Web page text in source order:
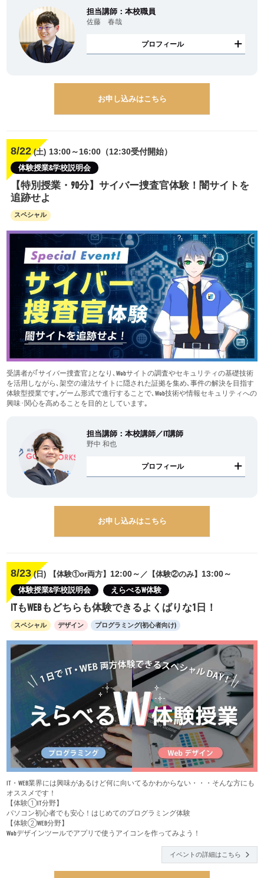
担当講師：本校職員
佐藤 春哉
プロフィール
お申し込みはこちら
8/22 (土) 13:00～16:00（12:30受付開始）
体験授業&学校説明会
【特別授業・90分】サイバー捜査官体験！闇サイトを
追跡せよ
スペシャル
受講者が｢サイバー捜査官｣となり､Webサイトの調査やセキュリティの基礎技術
を活用しながら､架空の違法サイトに隠された証拠を集め､事件の解決を目指す
体験型授業です｡ゲーム形式で進行することで､Web技術や情報セキュリティへの
興味･関心を高めることを目的としています｡
担当講師：本校講師／IT講師
野中 和也
プロフィール
お申し込みはこちら
8/23 (日) 【体験①or両方】 12:00～ ／【体験②のみ】 13:00～
体験授業&学校説明会 えらべるW体験
ITもWEBもどちらも体験できるよくばりな1日！
スペシャル デザイン プログラミング(初心者向け)
IT・WEB業界には興味があるけど何に向いてるかわからない・・・そんな方にも
オススメです！
【体験①IT分野】
パソコン初心者でも安心！はじめてのプログラミング体験
【体験②WEB分野】
Webデザインツールでアプリで使うアイコンを作ってみよう！
イベントの詳細はこちら